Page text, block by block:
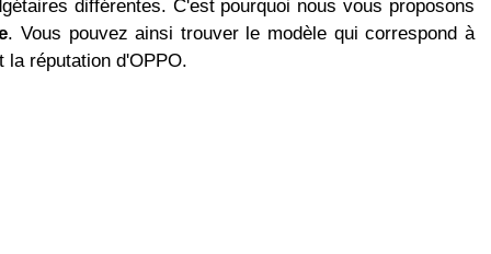
différentes. C'est pourquoi nous vous proposons
. Vous pouvez ainsi trouver le modèle qui correspond à
la réputation d'OPPO.